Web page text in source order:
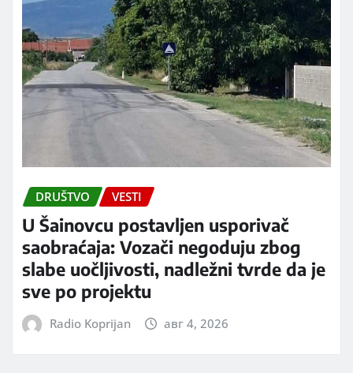
DRUŠTVO VESTI
U Šainovcu postavljen usporivač
saobraćaja: Vozači negoduju zbog
slabe uočljivosti, nadležni tvrde da je
sve po projektu
Radio Koprijan авг 4, 2026